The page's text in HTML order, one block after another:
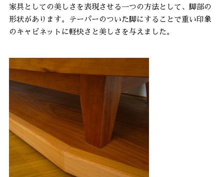
家具としての美しさを表現させる一つの方法として、脚部の
形状があります。テーパーのついた脚にすることで重い印象
のキャビネットに軽快さと美しさを与えました。